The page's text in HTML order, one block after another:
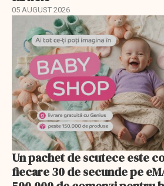
05 AUGUST 2026
Un pachet de scutece este
fiecare 30 de secunde pe